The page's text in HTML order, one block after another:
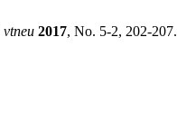
vtneu 2017, No. 5-2, 202-207.